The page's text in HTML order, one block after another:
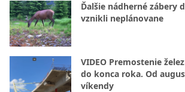
Ďalšie nádherné zábery
vznikli neplánovane
VIDEO Premostenie
do konca roka. Od
víkendy